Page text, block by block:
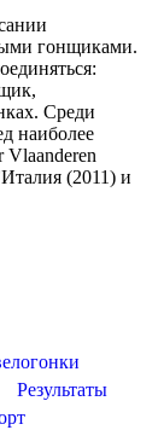
гонщиками.
Среди
наиболее
Vlaanderen
(2011) и
Результаты